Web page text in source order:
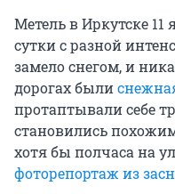
Метель в Иркутске
сутки с разной
замело снегом, и
дорогах были
протаптывали себе
становились
хотя бы полчаса на
фоторепортаж из